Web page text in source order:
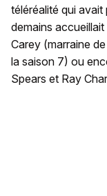
téléréalité qui
demains
Carey (marraine
la saison 7) ou
Spears et Ray